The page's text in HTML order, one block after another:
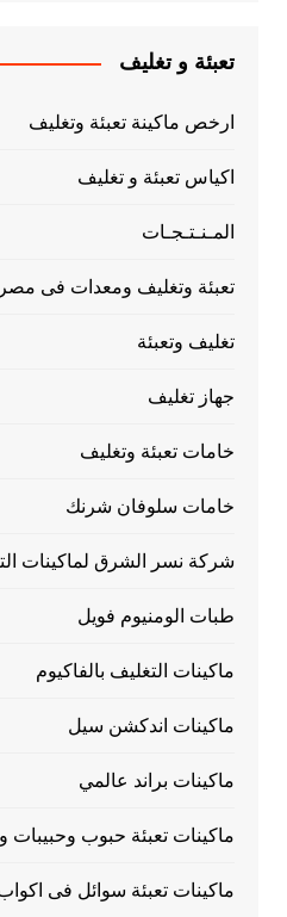
تعبئة و تغليف
ارخص ماكينة تعبئة وتغليف
اكياس تعبئة و تغليف
المـنـتـجـات
تعبئة وتغليف ومعدات فى مصر
تغليف وتعبئة
جهاز تغليف
خامات تعبئة وتغليف
خامات سلوفان شرنك
شركة نسر الشرق لماكينات
طبات الومنيوم فويل
ماكينات التغليف بالفاكيوم
ماكينات اندكشن سيل
ماكينات براند عالمي
ماكينات تعبئة حبوب وحبيبات
ماكينات تعبئة سوائل فى